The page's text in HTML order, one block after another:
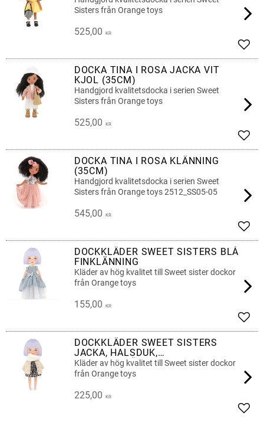
Sisters från Orange toys
525,00 KR
Add
DOCKA TINA I ROSA JACKA VIT
KJOL (35CM)
Handgjord kvalitetsdocka i serien Sweet
Sisters från Orange toys
525,00 KR
Add
DOCKA TINA I ROSA KLÄNNING
(35CM)
Handgjord kvalitetsdocka i serien Sweet
Sisters från Orange toys 2512_SS05-05
545,00 KR
Add
DOCKKLÄDER SWEET SISTERS BLÅ
FINKLÄNNING
Kläder av hög kvalitet till Sweet sister dockor
från Orange toys
155,00 KR
Add
DOCKKLÄDER SWEET SISTERS
JACKA, HALSDUK,
LEOPARDKLÄNNING
Kläder av hög kvalitet till Sweet sister dockor
från Orange toys
225,00 KR
Add